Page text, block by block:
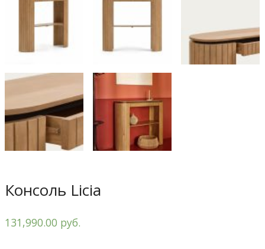
Консоль Licia
131,990.00 руб.